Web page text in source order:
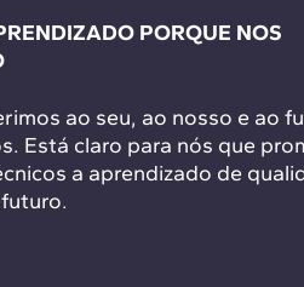
PORQUE NOS
ao seu, ao nosso e ao
Está claro para nós que
a aprendizado de